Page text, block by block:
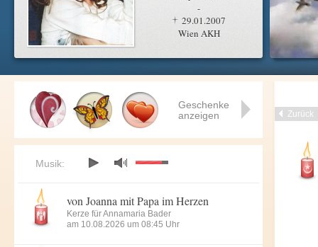
-
29.01.2007
Wien AKH
Zurück
Geschenke
anzeigen
Musik:
von Joanna mit Papa im Herzen
Kerze für Annamaria Bader
am 10.08.2026 um 08:45 Uhr